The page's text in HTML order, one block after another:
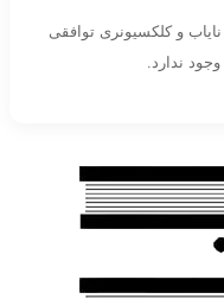
و کلکسیونری توافقی
ندارد.